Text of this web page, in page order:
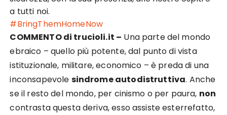
a tutti noi.
#BringThemHomeNow
COMMENTO di trucioli.it – Una parte del mondo
ebraico – quello più potente, dal punto di vista
istituzionale, militare, economico – è preda di una
inconsapevole sindrome autodistruttiva. Anche
se il resto del mondo, per cinismo o per paura, non
contrasta questa deriva, esso assiste esterrefatto,